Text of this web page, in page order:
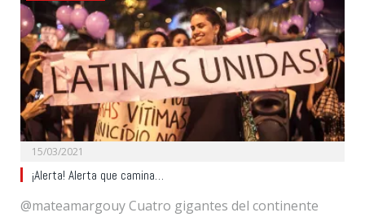
15/03/2021
¡Alerta! Alerta que camina…
@mateamargouy Cuatro gigantes del continente